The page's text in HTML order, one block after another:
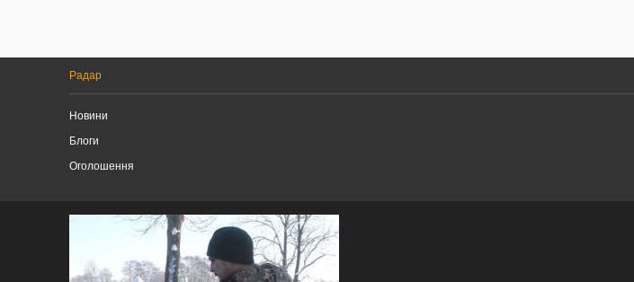
Радар
Новини
Блоги
Оголошення